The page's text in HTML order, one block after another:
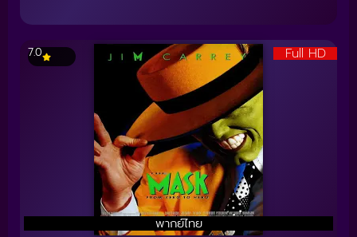
Full HD
พากย์ไทย
7.0